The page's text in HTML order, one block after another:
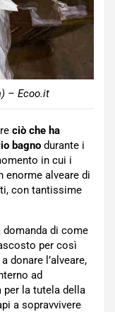
– Ecoo.it
ciò che ha
bagno durante i
in cui i
enorme alveare di
con tantissime
di come
per così
donare l’alveare,
ad
per la tutela della
a sopravvivere